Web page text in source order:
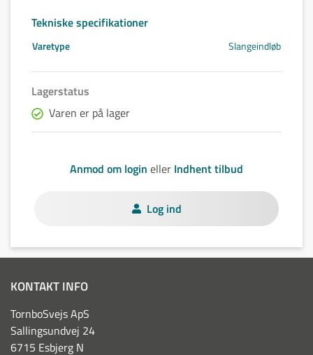
Tekniske specifikationer
Varetype Slangeindløb
Lagerstatus
Varen er på lager
Anmod om login eller Indhent tilbud
Log ind
KONTAKT INFO
TornboSvejs ApS
Sallingsundvej 24
6715 Esbjerg N